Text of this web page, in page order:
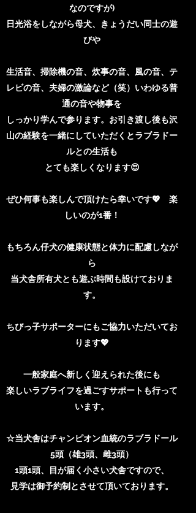
なのですが)
日光浴をしながら母犬、きょうだい同士の遊
びや
生活音、掃除機の音、炊事の音、風の音、テ
レビの音、夫婦の激論など（笑）いわゆる普
通の音や物事を
しっかり学んで参ります。お引き渡し後も沢
山の経験を一緒にしていただくとラブラドー
ルとの生活も
とても楽しくなります😍
ぜひ何事も楽しんで頂けたら幸いです💖 楽
しいのが1番！
もちろん仔犬の健康状態と体力に配慮しなが
ら
当犬舎所有犬とも遊ぶ時間も設けておりま
す。
ちびっ子サポーターにもご協力いただいてお
ります💖
一般家庭へ新しく迎えられた後にも
楽しいラブライフを過ごすサポートも行って
います。
​☆当犬舎はチャンピオン血統のラブラドール
5頭（雄3頭、雌3頭）
1頭1頭、目が届く小さい犬舎ですので、
見学は御予約制とさせて頂いております。